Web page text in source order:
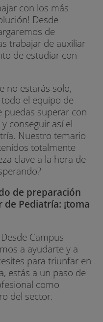
con los más
Desde
de
trabajar de auxiliar
de estudiar con
no estarás solo,
el equipo de
puedas superar con
conseguir así el
Nuestro temario
totalmente
clave a la hora de
de preparación
Pediatría: ¡toma
Campus
a ayudarte y a
para triunfar en
estás a un paso de
como
del sector.